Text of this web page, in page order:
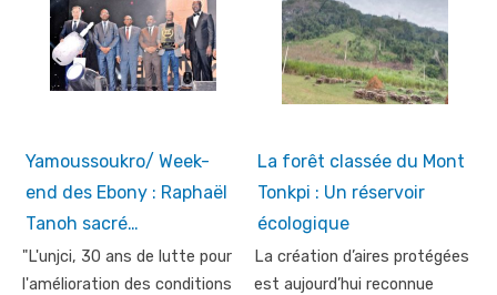
Yamoussoukro/ Week-
end des Ebony : Raphaël
Tanoh sacré…
"L'unjci, 30 ans de lutte pour
l'amélioration des conditions
La forêt classée du Mont
Tonkpi : Un réservoir
écologique
La création d’aires protégées
est aujourd’hui reconnue